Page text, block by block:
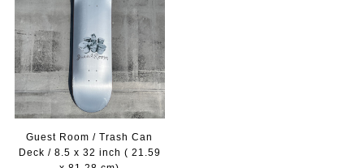
Guest Room / Trash Can
Deck / 8.5 x 32 inch ( 21.59